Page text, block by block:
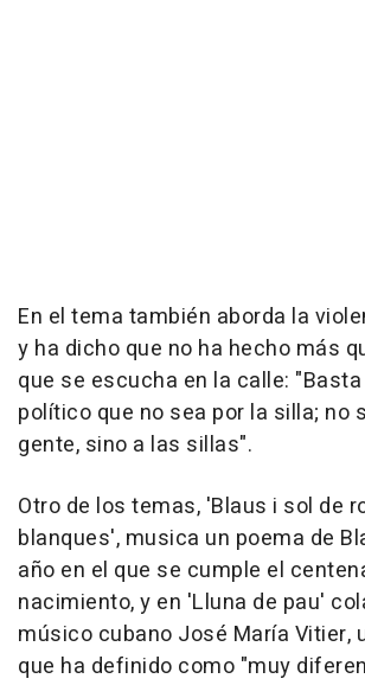
En el tema también aborda la
y ha dicho que no ha hecho más
que se escucha en la calle:
político que no sea por la silla; no
gente, sino a las sillas".
Otro de los temas, 'Blaus i sol de
blanques', musica un poema de
año en el que se cumple el
nacimiento, y en 'Lluna de pau'
músico cubano José María Vitier,
que ha definido como "muy